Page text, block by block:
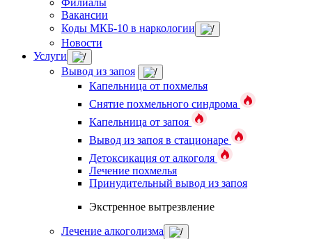
Филиалы
Вакансии
Коды МКБ-10 в наркологии
Новости
Услуги
Вывод из запоя
Капельница от похмелья
Снятие похмельного синдрома
Капельница от запоя
Вывод из запоя в стационаре
Детоксикация от алкоголя
Лечение похмелья
Принудительный вывод из запоя
Экстренное вытрезвление
Лечение алкоголизма